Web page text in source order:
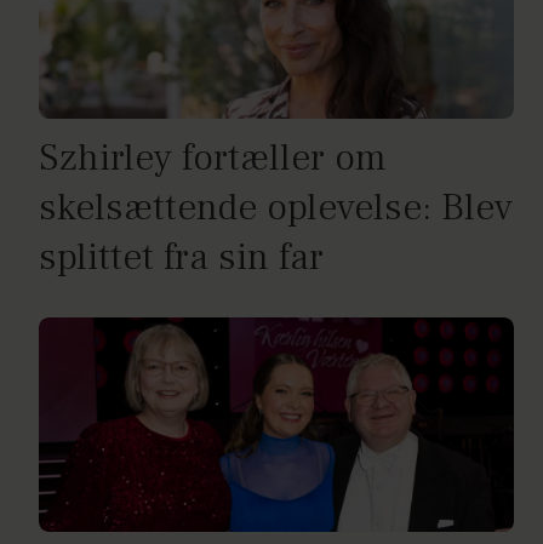
Szhirley fortæller om
skelsættende oplevelse: Blev
splittet fra sin far